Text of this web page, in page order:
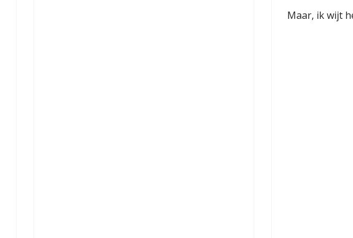
Maar, ik wijt